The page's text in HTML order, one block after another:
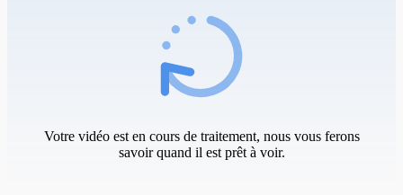
Votre vidéo est en cours de traitement, nous vous ferons
savoir quand il est prêt à voir.